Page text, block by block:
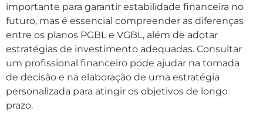
importante para garantir estabilidade financeira no
futuro, mas é essencial compreender as diferenças
entre os planos PGBL e VGBL, além de adotar
estratégias de investimento adequadas. Consultar
um profissional financeiro pode ajudar na tomada
de decisão e na elaboração de uma estratégia
personalizada para atingir os objetivos de longo
prazo.